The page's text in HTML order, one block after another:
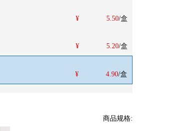
¥
5.50/盒
¥
5.20/盒
¥
4.90/盒
商品规格: